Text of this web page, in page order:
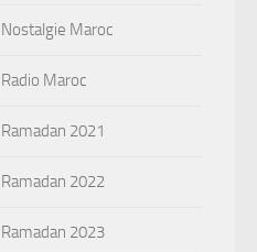
Nostalgie Maroc
Radio Maroc
Ramadan 2021
Ramadan 2022
Ramadan 2023